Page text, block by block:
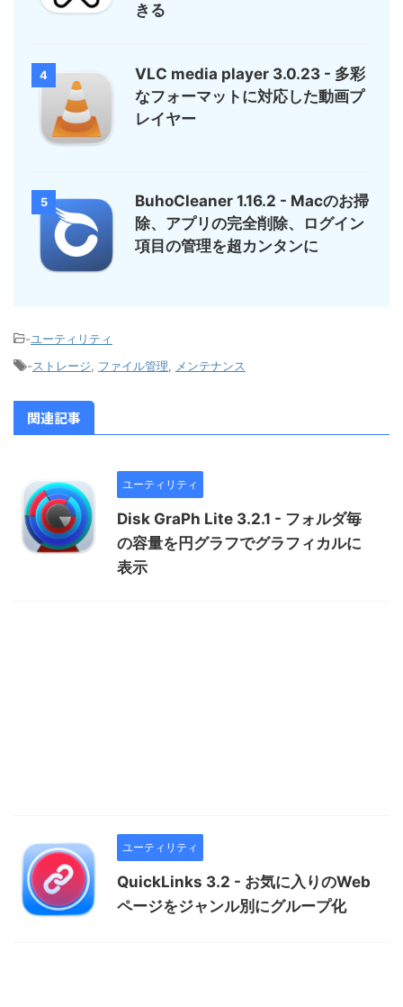
きる
4
VLC media player 3.0.23 - 多彩
なフォーマットに対応した動画プ
レイヤー
5
BuhoCleaner 1.16.2 - Macのお掃
除、アプリの完全削除、ログイン
項目の管理を超カンタンに
-ユーティリティ
-ストレージ ファイル管理 メンテナンス
関連記事
ユーティリティ
Disk GraPh Lite 3.2.1 - フォルダ毎
の容量を円グラフでグラフィカルに
表示
ユーティリティ
QuickLinks 3.2 - お気に入りのWeb
ページをジャンル別にグループ化